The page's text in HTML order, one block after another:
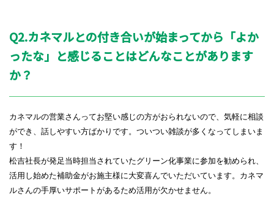
Q2.カネマルとの付き合いが始まってから「よか
ったな」と感じることはどんなことがあります
か？
カネマルの営業さんってお堅い感じの方がおられないので、気軽に相談
ができ、話しやすい方ばかりです。ついつい雑談が多くなってしまいま
す！
松吉社長が発足当時担当されていたグリーン化事業に参加を勧められ、
活用し始めた補助金がお施主様に大変喜んでいただいています。カネマ
ルさんの手厚いサポートがあるため活用が欠かせません。